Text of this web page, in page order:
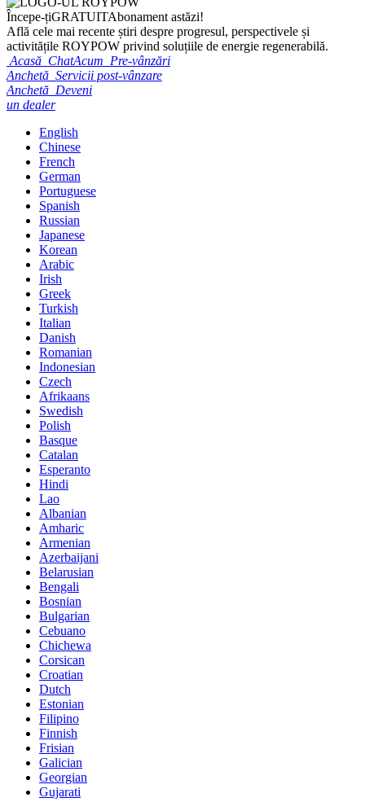
Începe-țiGRATUITAbonament astăzi!
Află cele mai recente știri despre progresul, perspectivele și
activitățile ROYPOW privind soluțiile de energie regenerabilă.
Acasă ChatAcum Pre-vânzări
Anchetă Servicii post-vânzare
Anchetă Deveni
un dealer
English
Chinese
French
German
Portuguese
Spanish
Russian
Japanese
Korean
Arabic
Irish
Greek
Turkish
Italian
Danish
Romanian
Indonesian
Czech
Afrikaans
Swedish
Polish
Basque
Catalan
Esperanto
Hindi
Lao
Albanian
Amharic
Armenian
Azerbaijani
Belarusian
Bengali
Bosnian
Bulgarian
Cebuano
Chichewa
Corsican
Croatian
Dutch
Estonian
Filipino
Finnish
Frisian
Galician
Georgian
Gujarati